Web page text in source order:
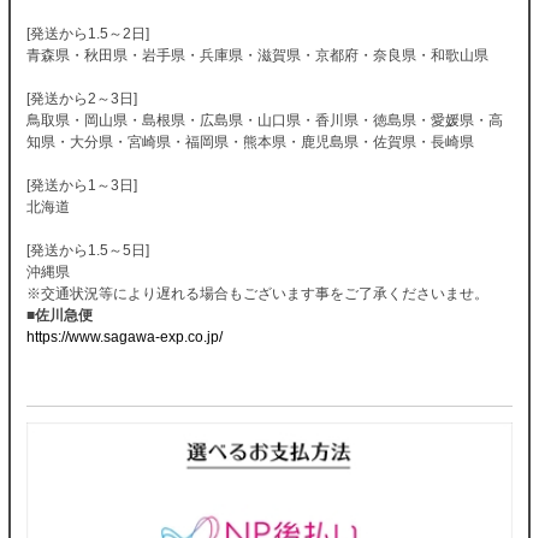
[発送から1.5～2日]
青森県・秋田県・岩手県・兵庫県・滋賀県・京都府・奈良県・和歌山県
[発送から2～3日]
鳥取県・岡山県・島根県・広島県・山口県・香川県・徳島県・愛媛県・高
知県・大分県・宮崎県・福岡県・熊本県・鹿児島県・佐賀県・長崎県
[発送から1～3日]
北海道
[発送から1.5～5日]
沖縄県
※交通状況等により遅れる場合もございます事をご了承くださいませ。
■佐川急便
https://www.sagawa-exp.co.jp/